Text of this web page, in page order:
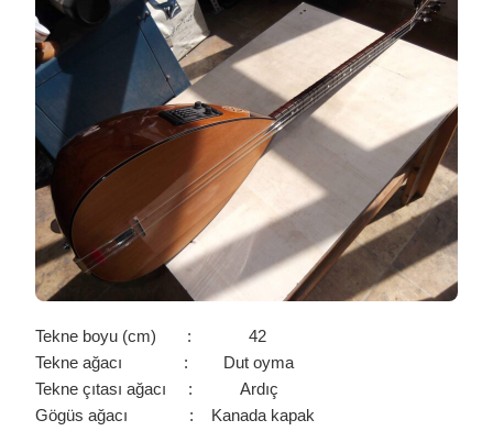
CİHAZLI
DUT
OYMA
BAĞLAMA
/
IÇIN
Tekne boyu (cm) : 42
Tekne ağacı : Dut oyma
Tekne çıtası ağacı : Ardıç
Gögüs ağacı : Kanada kapak